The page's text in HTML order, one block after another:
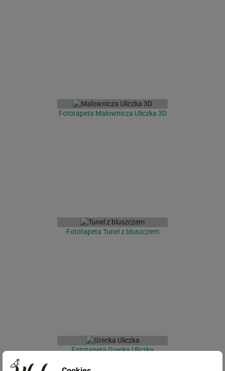
Fototapeta Malownicza Uliczka 3D
Fototapeta Tunel z bluszczem
Fototapeta Grecka Uliczka